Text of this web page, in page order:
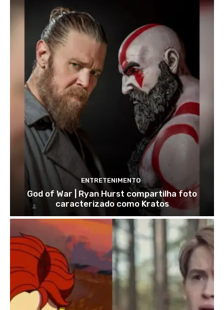
ENTRETENIMENTO
God of War | Ryan Hurst compartilha foto
caracterizado como Kratos